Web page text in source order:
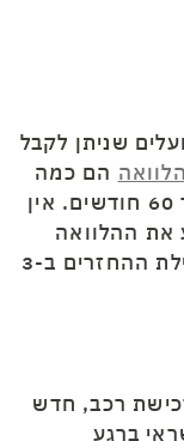
שניתן לקבל
הם כמה
עשרות אלפי שקלים ולתקופה שלעד 60 חודשים. אין
את ההלוואה
בכל רגע ללא עמלות ולדחות את תחילת ההחזרים ב-3
רכב, חדש
ברגע